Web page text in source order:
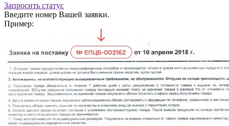
Запросить статус
Введите номер Вашей заявки.
Пример: